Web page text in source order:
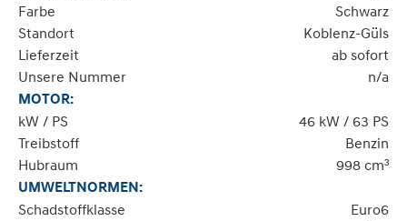
Farbe
Schwarz
Standort
Koblenz-Güls
Lieferzeit
ab sofort
Unsere Nummer
n/a
MOTOR:
kW / PS
46 kW / 63 PS
Treibstoff
Benzin
Hubraum
998 cm³
UMWELTNORMEN:
Schadstoffklasse
Euro6